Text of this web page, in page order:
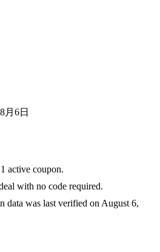
月6日
active coupon.
with no code required.
data was last verified on August 6,